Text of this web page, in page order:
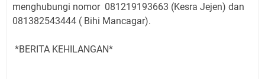
menghubungi nomor 081219193663 (Kesra Jejen) dan
081382543444 ( Bihi Mancagar).
*BERITA KEHILANGAN*